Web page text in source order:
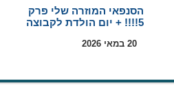
הסנפאי המוזרה שלי פרק
5!!!! + יום הולדת לקבוצה
20 במאי 2026